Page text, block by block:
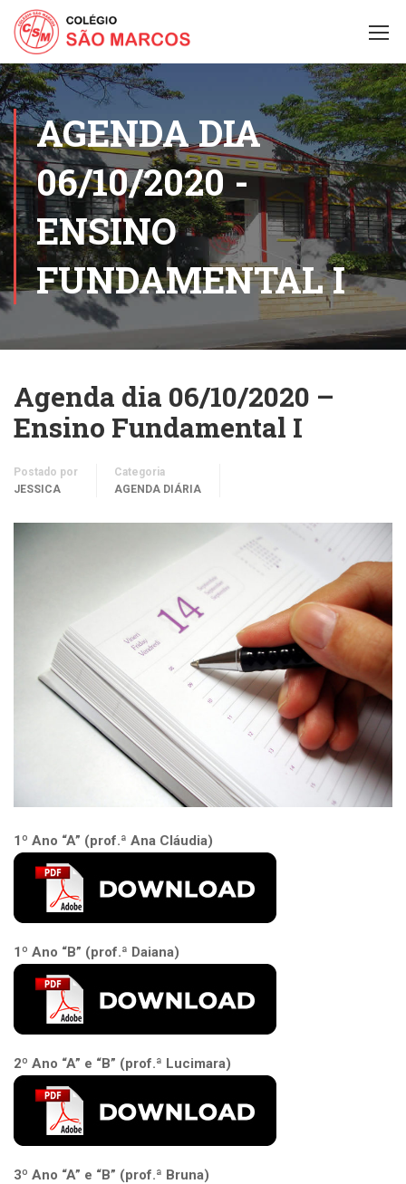
AGENDA DIA
06/10/2020 -
ENSINO
FUNDAMENTAL I
Agenda dia 06/10/2020 –
Ensino Fundamental I
Postado por
JESSICA
Categoria
AGENDA DIÁRIA
1º Ano “A” (prof.ª Ana Cláudia)
1º Ano “B” (prof.ª Daiana)
2º Ano “A” e “B” (prof.ª Lucimara)
3º Ano “A” e “B” (prof.ª Bruna)